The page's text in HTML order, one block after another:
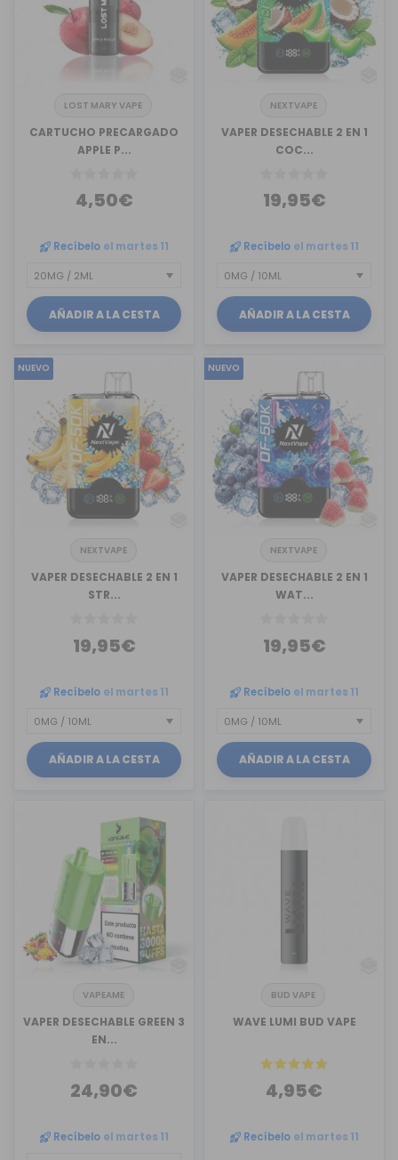
LOST MARY VAPE
CARTUCHO PRECARGADO
APPLE P...
4,50€
Recíbelo el martes 11
AÑADIR A LA CESTA
NEXTVAPE
VAPER DESECHABLE 2 EN 1
COC...
19,95€
Recíbelo el martes 11
AÑADIR A LA CESTA
NUEVO
NEXTVAPE
VAPER DESECHABLE 2 EN 1
STR...
19,95€
Recíbelo el martes 11
AÑADIR A LA CESTA
NUEVO
NEXTVAPE
VAPER DESECHABLE 2 EN 1
WAT...
19,95€
Recíbelo el martes 11
AÑADIR A LA CESTA
VAPEAME
VAPER DESECHABLE GREEN 3
EN...
24,90€
Recíbelo el martes 11
BUD VAPE
WAVE LUMI BUD VAPE
4,95€
Recíbelo el martes 11